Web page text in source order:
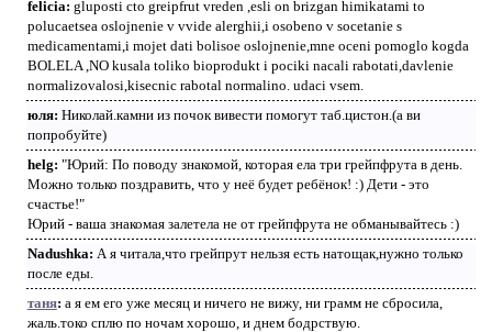
felicia: gluposti cto greipfrut vreden ,esli on brizgan himikatami to
polucaetsea oslojnenie v vvide alerghii,i osobeno v socetanie s
medicamentami,i mojet dati bolisoe oslojnenie,mne oceni pomoglo kogda
BOLELA ,NO kusala toliko bioprodukt i pociki nacali rabotati,davlenie
normalizovalosi,kisecnic rabotal normalino. udaci vsem.
юля: Николай.камни из почок вивести помогут таб.цистон.(а ви
попробуйте)
helg: "Юрий: По поводу знакомой, которая ела три грейпфрута в день.
Можно только поздравить, что у неё будет ребёнок! :) Дети - это
счастье!"
Юрий - ваша знакомая залетела не от грейпфрута не обманывайтесь :)
Nadushka: А я читала,что грейпрут нельзя есть натощак,нужно только
после еды.
таня: а я ем его уже месяц и ничего не вижу, ни грамм не сбросила,
жаль.токо сплю по ночам хорошо, и днем бодрствую.